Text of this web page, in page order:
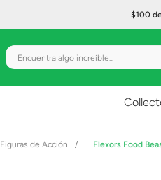
$100
Encuentra algo increíble...
Figuras de Acción Flexors Food